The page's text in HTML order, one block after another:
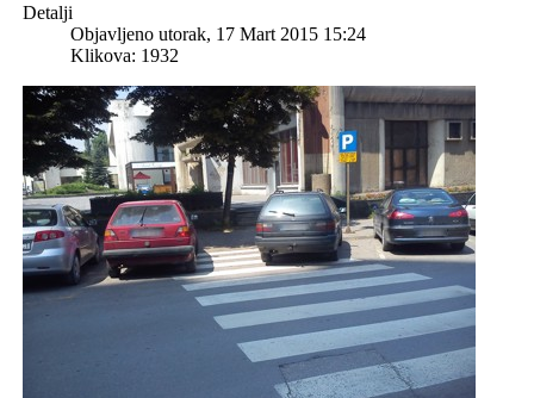
Detalji
Objavljeno utorak, 17 Mart 2015 15:24
Klikova: 1932